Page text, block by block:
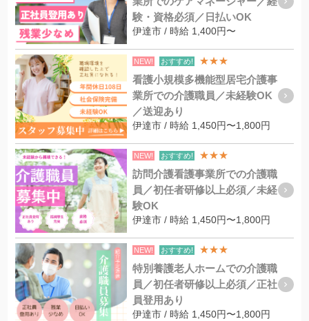
験・資格必須／日払いOK
伊達市 / 時給 1,400円〜
NEW! おすすめ! ★★★
看護小規模多機能型居宅介護事
業所での介護職員／未経験OK
／送迎あり
伊達市 / 時給 1,450円〜1,800円
NEW! おすすめ! ★★★
訪問介護看護事業所での介護職
員／初任者研修以上必須／未経
験OK
伊達市 / 時給 1,450円〜1,800円
NEW! おすすめ! ★★★
特別養護老人ホームでの介護職
員／初任者研修以上必須／正社
員登用あり
伊達市 / 時給 1,450円〜1,800円